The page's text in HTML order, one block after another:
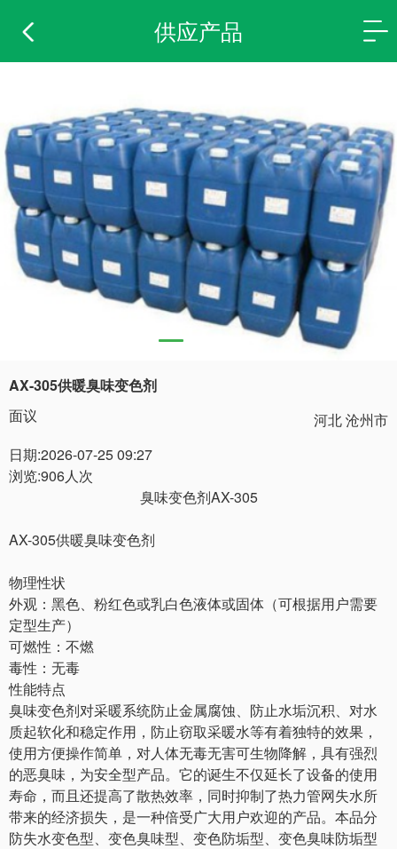
供应产品
AX-305供暖臭味变色剂
面议
河北 沧州市
日期:2026-07-25 09:27
浏览:906人次
臭味变色剂AX-305
AX-305供暖臭味变色剂
物理性状
外观：黑色、粉红色或乳白色液体或固体（可根据用户需要
定型生产）
可燃性：不燃
毒性：无毒
性能特点
臭味变色剂对采暖系统防止金属腐蚀、防止水垢沉积、对水
质起软化和稳定作用，防止窃取采暖水等有着独特的效果，
使用方便操作简单，对人体无毒无害可生物降解，具有强烈
的恶臭味，为安全型产品。它的诞生不仅延长了设备的使用
寿命，而且还提高了散热效率，同时抑制了热力管网失水所
带来的经济损失，是一种倍受广大用户欢迎的产品。本品分
防失水变色型、变色臭味型、变色防垢型、变色臭味防垢型